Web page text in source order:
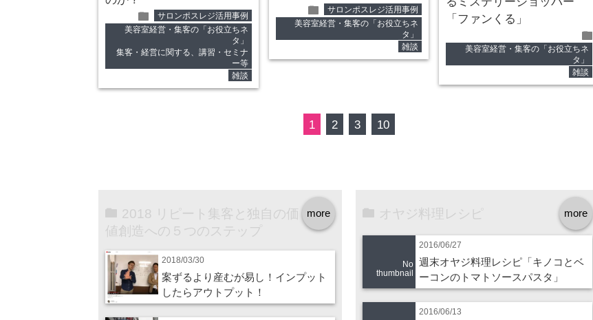
folder
サロンポスレジ活用事例
美容室経営・集客の「お役立ちネ
タ」
集客・経営に関する、講習・セミナ
ー等
雑談
folder
サロンポスレジ活用事例
美容室経営・集客の「お役立ちネ
タ」
雑談
「ファンくる」
folder
美容室経営・集客の「お役立ちネ
タ」
雑談
1 2 3 10
more
2018 リピート集客と独自の価
値創造への５つのステップ
2018/03/30
案ずるより産むが易し！インプット
したらアウトプット！
more
オヤジ料理レシピ
No
thumbnail
2016/06/27
週末オヤジ料理レシピ「キノコとベ
ーコンのトマトソースパスタ」
2016/06/13